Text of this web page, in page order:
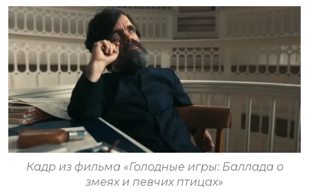
Кадр из фильма «Голодные игры: Баллада о
змеях и певчих птицах»